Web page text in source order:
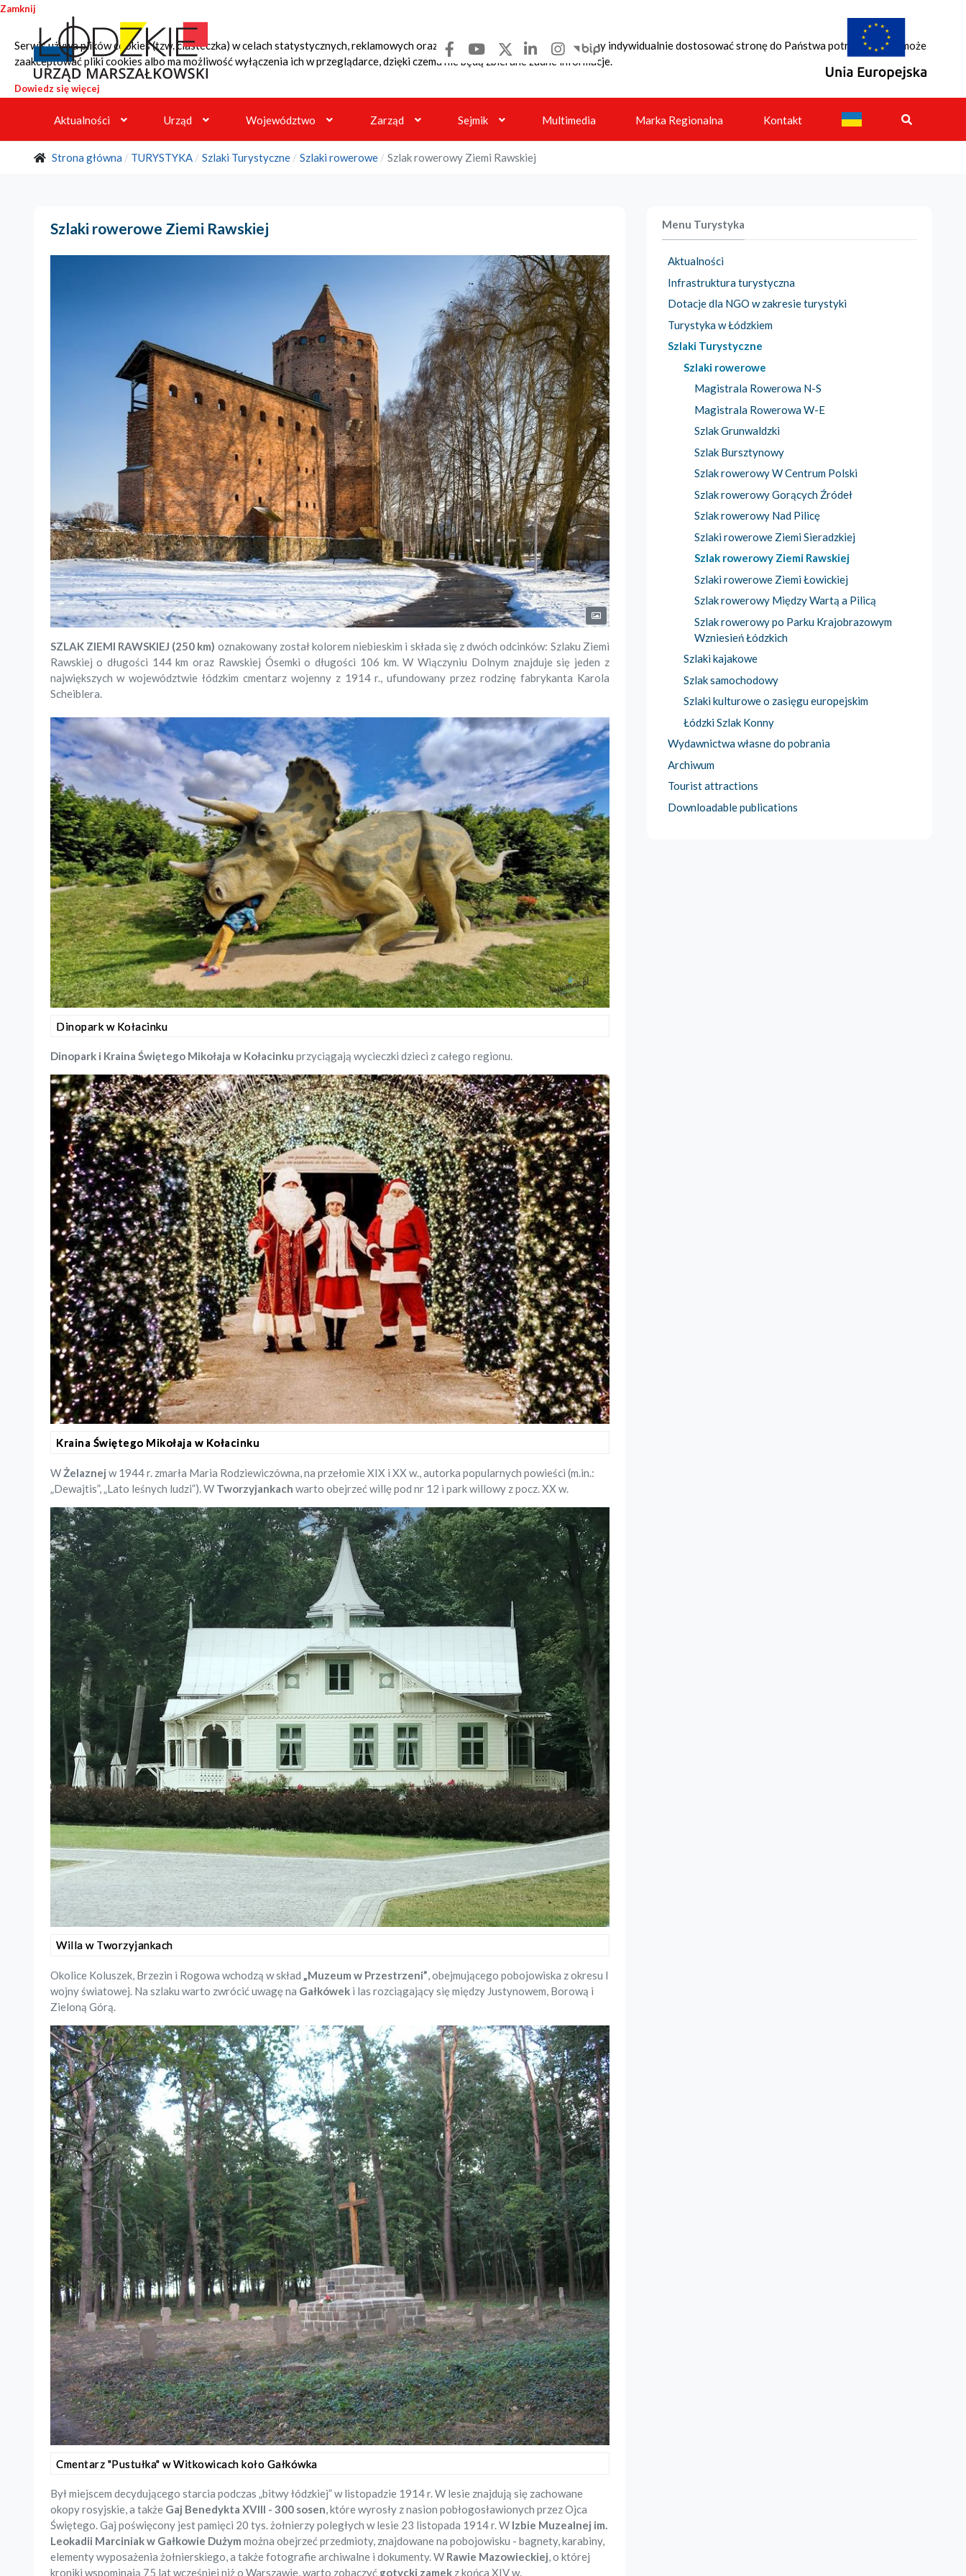
Zamknij
Serwis używa plików cookies (tzw. ciasteczka) w celach statystycznych, reklamowych oraz funkcjonalnych. Dzięki nim możemy indywidualnie dostosować stronę do Państwa potrzeb. Każdy może
zaakceptować pliki cookies albo ma możliwość wyłączenia ich w przeglądarce, dzięki czemu nie będą zbierane żadne informacje.
Dowiedz się więcej
Przejdź do treści
Przejdź do menu głównego
Przejdź do wyszukiwarki
lodzkie.pl
Strona główna
Aktualności Urząd Województwo Zarząd Sejmik Multimedia Marka Regionalna Kontakt
Strona główna TURYSTYKA Szlaki Turystyczne Szlaki rowerowe Szlak rowerowy Ziemi Rawskiej
Szlaki rowerowe Ziemi Rawskiej
SZLAK ZIEMI RAWSKIEJ (250 km) oznakowany został kolorem niebieskim i składa się z dwóch odcinków: Szlaku Ziemi
Rawskiej o długości 144 km oraz Rawskiej Ósemki o długości 106 km. W Wiączyniu Dolnym znajduje się jeden z
największych w województwie łódzkim cmentarz wojenny z 1914 r., ufundowany przez rodzinę fabrykanta Karola
Scheiblera.
Dinopark w Kołacinku
Dinopark i Kraina Świętego Mikołaja w Kołacinku przyciągają wycieczki dzieci z całego regionu.
Kraina Świętego Mikołaja w Kołacinku
WŻelaznej w 1944 r. zmarła Maria Rodziewiczówna, na przełomie XIX i XX w., autorka popularnych powieści (m.in.:
„Dewajtis”, „Lato leśnych ludzi”). W Tworzyjankach warto obejrzeć willę pod nr 12 i park willowy z pocz. XX w.
Willa w Tworzyjankach
Okolice Koluszek, Brzezin i Rogowa wchodzą w skład „Muzeum w Przestrzeni”, obejmującego pobojowiska z okresu I
wojny światowej. Na szlaku warto zwrócić uwagę na Gałkóweki las rozciągający się między Justynowem, Borową i
Zieloną Górą.
Cmentarz "Pustułka" w Witkowicach koło Gałkówka
Był miejscem decydującego starcia podczas „bitwy łódzkiej” w listopadzie 1914 r. W lesie znajdują się zachowane
okopy rosyjskie, a także Gaj Benedykta XVIII - 300 sosen, które wyrosły z nasion pobłogosławionych przez Ojca
Świętego. Gaj poświęcony jest pamięci 20 tys. żołnierzy poległych w lesie 23 listopada 1914 r. W Izbie Muzealnej im.
Leokadii Marciniak w Gałkowie Dużym można obejrzeć przedmioty, znajdowane na pobojowisku - bagnety, karabiny,
elementy wyposażenia żołnierskiego, a także fotografie archiwalne i dokumenty. W Rawie Mazowieckiej, o której
kroniki wspominają 75 lat wcześniej niż o Warszawie, warto zobaczyć gotycki zamekz końca XIV w.
Menu Turystyka
Aktualności
Infrastruktura turystyczna
Dotacje dla NGO w zakresie turystyki
Turystyka w Łódzkiem
Szlaki Turystyczne
Szlaki rowerowe
Magistrala Rowerowa N-S
Magistrala Rowerowa W-E
Szlak Grunwaldzki
Szlak Bursztynowy
Szlak rowerowy W Centrum Polski
Szlak rowerowy Gorących Źródeł
Szlak rowerowy Nad Pilicę
Szlaki rowerowe Ziemi Sieradzkiej
Szlak rowerowy Ziemi Rawskiej
Szlaki rowerowe Ziemi Łowickiej
Szlak rowerowy Między Wartą a Pilicą
Szlak rowerowy po Parku Krajobrazowym
Wzniesień Łódzkich
Szlaki kajakowe
Szlak samochodowy
Szlaki kulturowe o zasięgu europejskim
Łódzki Szlak Konny
Wydawnictwa własne do pobrania
Archiwum
Tourist attractions
Downloadable publications